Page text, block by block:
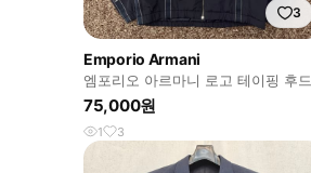
3
Emporio Armani
엠포리오 아르마니 로고 테이핑 후드
자켓 실측 100
75,000원
1 3